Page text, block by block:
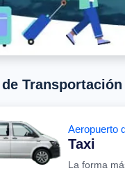
Aeropuerto
Taxi
La forma